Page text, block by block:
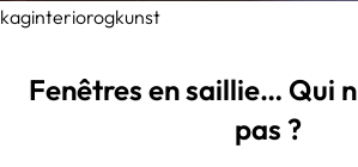
kaginteriorogkunst
Fenêtres en saillie… Qui
pas ?